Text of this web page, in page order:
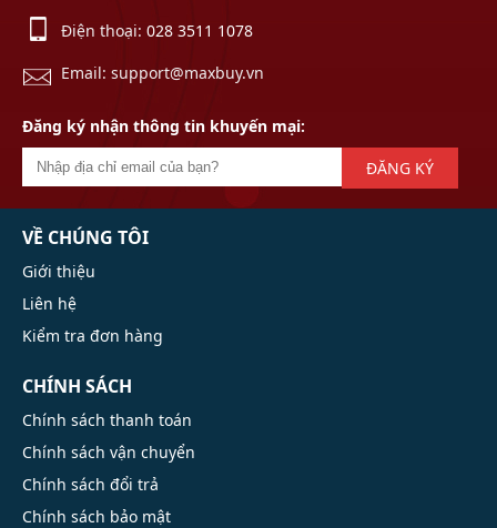
Điện thoại: 028 3511 1078
Email: support@maxbuy.vn
Đăng ký nhận thông tin khuyến mại:
ĐĂNG KÝ
VỀ CHÚNG TÔI
Giới thiệu
Liên hệ
Kiểm tra đơn hàng
CHÍNH SÁCH
Chính sách thanh toán
Chính sách vận chuyển
Chính sách đổi trả
Chính sách bảo mật